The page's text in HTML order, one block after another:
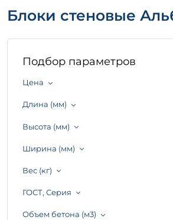
Блоки стеновые
Подбор параметров
Цена
Длина (мм)
Высота (мм)
Ширина (мм)
Вес (кг)
ГОСТ, Серия
Объем бетона (м3)